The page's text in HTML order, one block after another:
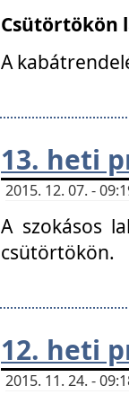
Csütörtökön
A
13. heti
2015. 12. 07. -
A szokásos
csütörtökön.
12. heti
2015. 11. 24. -